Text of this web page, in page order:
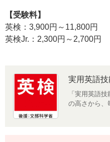
【受験料】
英検：3,900円～11,800円
英検Jr.：2,300円～2,700
実用英語技
「実用英語
の高さから